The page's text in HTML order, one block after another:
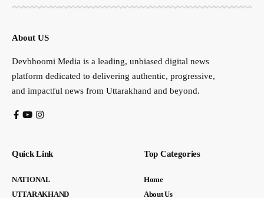
About US
Devbhoomi Media is a leading, unbiased digital news
platform dedicated to delivering authentic, progressive,
and impactful news from Uttarakhand and beyond.
Quick Link
NATIONAL
UTTARAKHAND
Top Categories
Home
About Us